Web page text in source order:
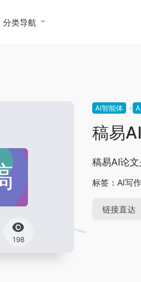
分类导航
198
AI智能体
稿易
稿易AI论
标签： AI写作
链接直达